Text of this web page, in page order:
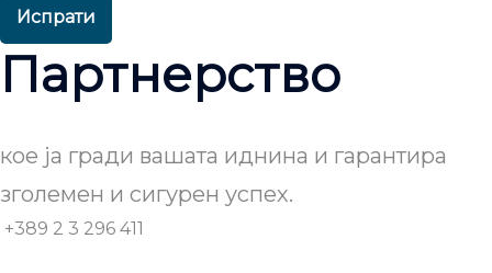
Испрати
Партнерство
кое ја гради вашата иднина и гарантира
зголемен и сигурен успех.
+389 2 3 296 411